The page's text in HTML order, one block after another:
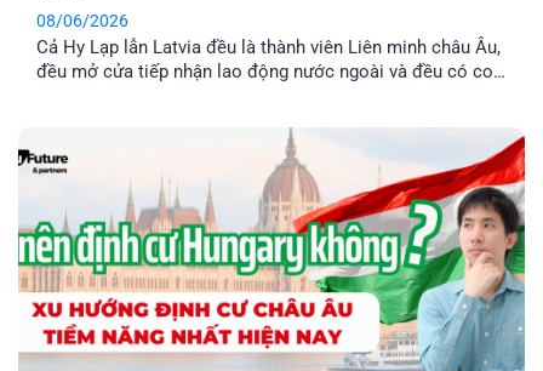
08/06/2026
Cả Hy Lạp lẫn Latvia đều là thành viên Liên minh châu Âu,
đều mở cửa tiếp nhận lao động nước ngoài và đều có con